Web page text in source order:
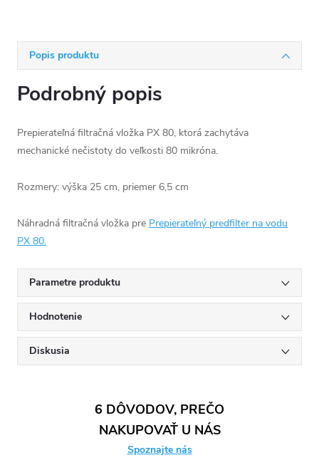
Popis produktu
Podrobný popis
Prepierateľná filtračná vložka PX 80, ktorá zachytáva
mechanické nečistoty do veľkosti 80 mikróna.
Rozmery: výška 25 cm, priemer 6,5 cm
Náhradná filtračná vložka pre Prepierateľný predfilter na vodu
PX 80.
Parametre produktu
Hodnotenie
Diskusia
6 DÔVODOV, PREČO
NAKUPOVAŤ U NÁS
Spoznajte nás